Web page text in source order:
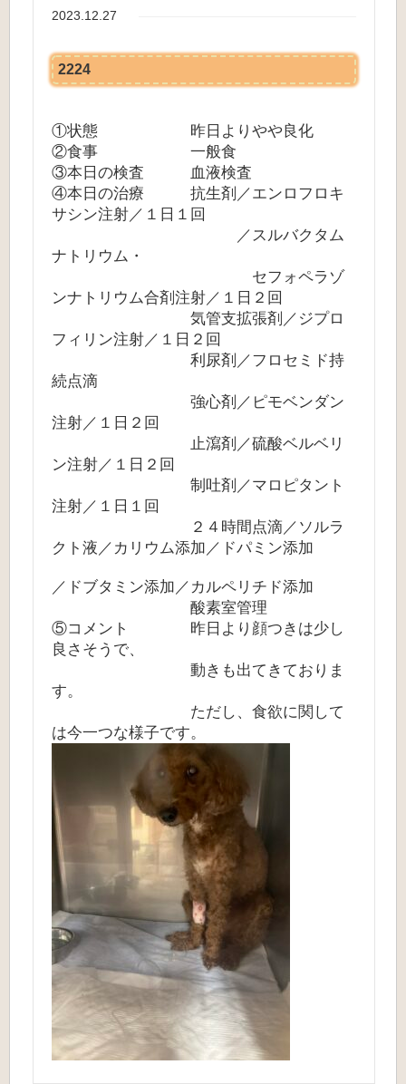
2023.12.27
2224
①状態 昨日よりやや良化
②食事 一般食
③本日の検査 血液検査
④本日の治療 抗生剤／エンロフロキ
サシン注射／１日１回
／スルバクタム
ナトリウム・
セフォペラゾ
ンナトリウム合剤注射／１日２回
気管支拡張剤／ジプロ
フィリン注射／１日２回
利尿剤／フロセミド持
続点滴
強心剤／ピモベンダン
注射／１日２回
止瀉剤／硫酸ベルベリ
ン注射／１日２回
制吐剤／マロピタント
注射／１日１回
２４時間点滴／ソルラ
クト液／カリウム添加／ドパミン添加
／ドブタミン添加／カルペリチド添加
酸素室管理
⑤コメント 昨日より顔つきは少し
良さそうで、
動きも出てきておりま
す。
ただし、食欲に関して
は今一つな様子です。